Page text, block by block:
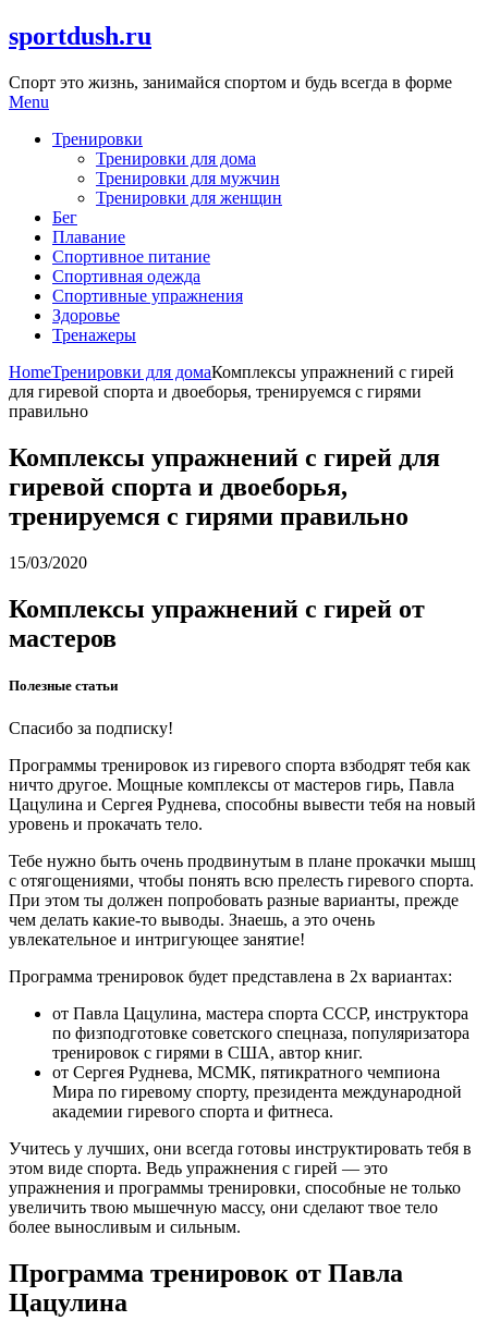
Skip
to
sportdush.ru
Спорт это жизнь, занимайся спортом и будь всегда в форме
Menu
Тренировки
Тренировки для дома
Тренировки для мужчин
Тренировки для женщин
Бег
Плавание
Спортивное питание
Спортивная одежда
Спортивные упражнения
Здоровье
Тренажеры
HomeТренировки для домаКомплексы упражнений с гирей
для гиревой спорта и двоеборья, тренируемся с гирями
правильно
Комплексы упражнений с гирей для
гиревой спорта и двоеборья,
тренируемся с гирями правильно
15/03/2020
Комплексы упражнений с гирей от
мастеров
Полезные статьи
Спасибо за подписку!
Программы тренировок из гиревого спорта взбодрят тебя как
ничто другое. Мощные комплексы от мастеров гирь, Павла
Цацулина и Сергея Руднева, способны вывести тебя на новый
уровень и прокачать тело.
Тебе нужно быть очень продвинутым в плане прокачки мышц
с отягощениями, чтобы понять всю прелесть гиревого спорта.
При этом ты должен попробовать разные варианты, прежде
чем делать какие-то выводы. Знаешь, а это очень
увлекательное и интригующее занятие!
Программа тренировок будет представлена в 2х вариантах:
от Павла Цацулина, мастера спорта СССР, инструктора
по физподготовке советского спецназа, популяризатора
тренировок с гирями в США, автор книг.
от Сергея Руднева, МСМК, пятикратного чемпиона
Мира по гиревому спорту, президента международной
академии гиревого спорта и фитнеса.
Учитесь у лучших, они всегда готовы инструктировать тебя в
этом виде спорта. Ведь упражнения с гирей — это
упражнения и программы тренировки, способные не только
увеличить твою мышечную массу, они сделают твое тело
более выносливым и сильным.
Программа тренировок от Павла
Цацулина